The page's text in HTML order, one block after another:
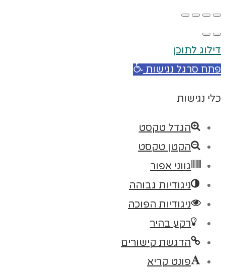
דילוג לתוכן
פתח סרגל נגישות
כלי נגישות
הגדל טקסט
הקטן טקסט
גווני אפור
ניגודיות גבוהה
ניגודיות הפוכה
רקע בהיר
הדגשת קישורים
פונט קריא